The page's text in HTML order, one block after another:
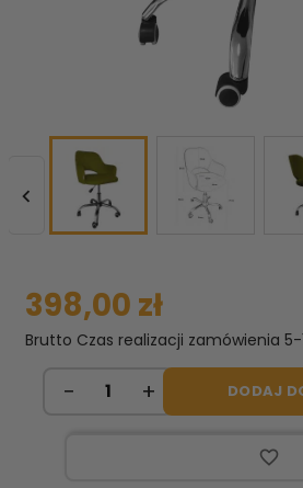

398,00 zł
Brutto Czas realizacji zamówienia
DODAJ
favorite_border